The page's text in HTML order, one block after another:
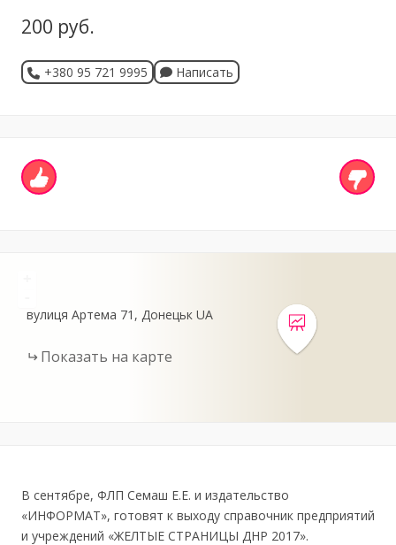
200 руб.
+380 95 721 9995 Написать
вулиця Артема 71 Донецьк UA
Показать на карте
В сентябре, ФЛП Семаш Е.Е. и издательство
«ИНФОРМАТ», готовят к выходу справочник предприятий
и учреждений «ЖЕЛТЫЕ СТРАНИЦЫ ДНР 2017».